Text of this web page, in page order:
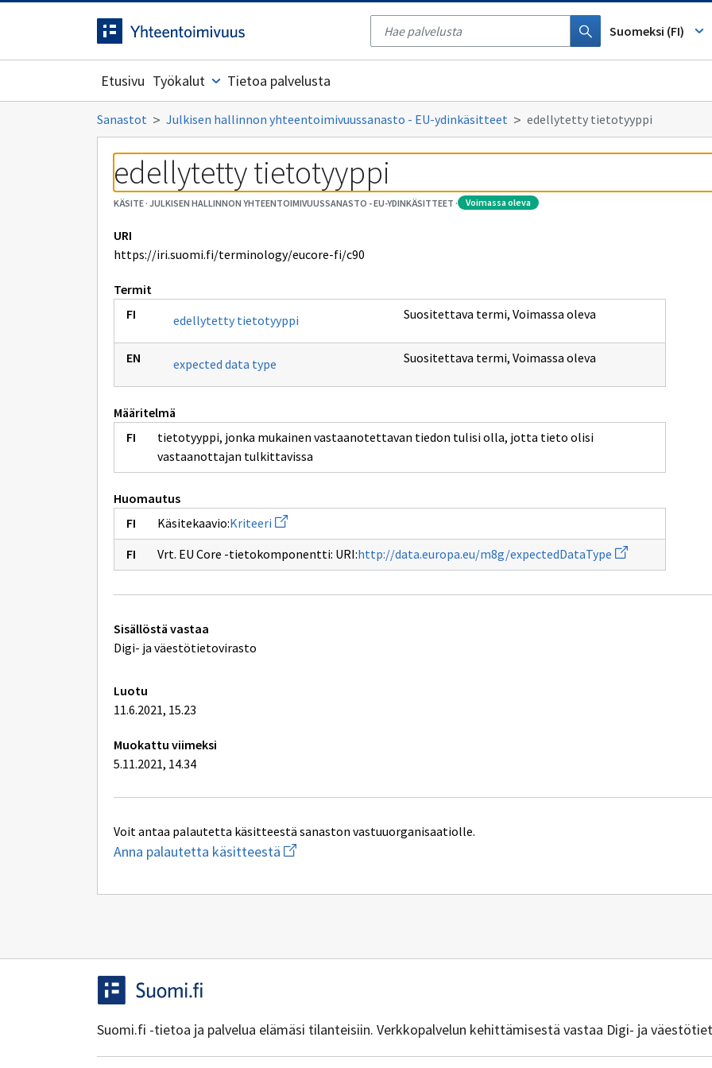
Siirrytty
Tyhjennä
haku
Suomeksi (FI)
Etusivu Työkalut Tietoa palvelusta
Sanastot Julkisen hallinnon yhteentoimivuussanasto - EU-ydinkäsitteet edellytetty tietotyyppi
edellytetty tietotyyppi
KÄSITE· JULKISEN HALLINNON YHTEENTOIMIVUUSSANASTO - EU-YDINKÄSITTEET · voimassa oleva
URI
https://iri.suomi.fi/terminology/eucore-fi/c90
Termit
edellytetty tietotyyppi
Suositettava termi, Voimassa oleva
expected data type Suositettava termi, Voimassa oleva
Määritelmä
tietotyyppi, jonka mukainen vastaanotettavan tiedon tulisi olla, jotta tieto olisi
vastaanottajan tulkittavissa
Huomautus
Käsitekaavio:Kriteeri Avaa
uuden
ikkunan
sivulle
Kriteeri
Vrt. EU Core -tietokomponentti: URI:http://data.europa.eu/m8g/expectedDataType Avaa
uuden
ikkunan
Tekniset
lisätiedot
Sisällöstä vastaa
Digi- ja väestötietovirasto
Luotu
11.6.2021, 15.23
Muokattu viimeksi
5.11.2021, 14.34
Voit antaa palautetta käsitteestä sanaston vastuuorganisaatiolle.
Anna palautetta käsitteestä Aloita
uuden
kirjoitus
Suomi.fi -tietoa ja palvelua elämäsi tilanteisiin. Verkkopalvelun kehittämisestä vastaa Digi- ja